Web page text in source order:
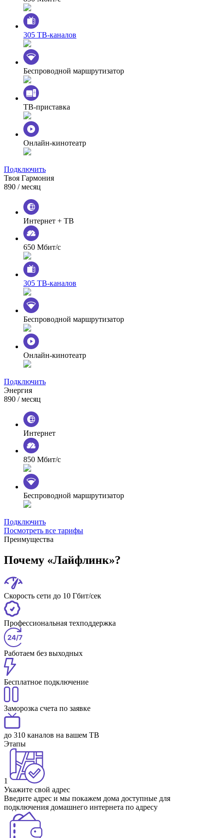
305 ТВ-каналов
Беспроводной маршрутизатор
ТВ-приставка
Онлайн-кинотеатр
Подключить
Твоя Гармония
890 / месяц
Интернет + ТВ
650 Мбит/с
305 ТВ-каналов
Беспроводной маршрутизатор
Онлайн-кинотеатр
Подключить
Энергия
890 / месяц
Интернет
850 Мбит/с
Беспроводной маршрутизатор
Подключить
Посмотреть все тарифы
Преимущества
Почему «Лайфлинк»?
Скорость сети до 10 Гбит/сек
Профессиональная техподдержка
Работаем без выходных
Бесплатное подключение
Заморозка счета по заявке
до 310 каналов на вашем ТВ
Этапы
1
Укажите свой адрес
Введите адрес и мы покажем дома доступные для
подключения домашнего интернета по адресу